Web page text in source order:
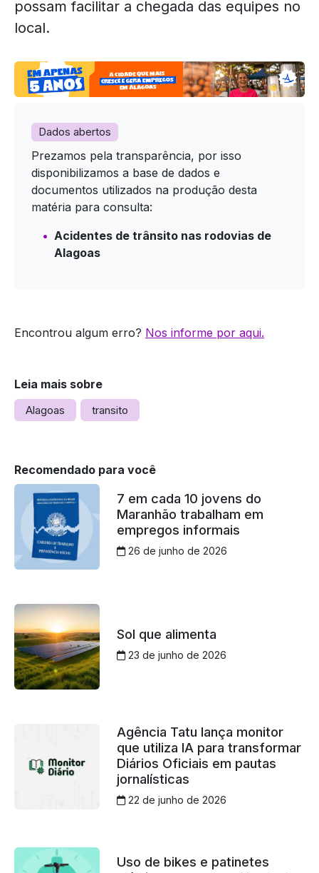
possam facilitar a chegada das equipes no
local.
Dados abertos
Prezamos pela transparência, por isso
disponibilizamos a base de dados e
documentos utilizados na produção desta
matéria para consulta:
Acidentes de trânsito nas rodovias de
Alagoas
Encontrou algum erro? Nos informe por aqui.
Leia mais sobre
Alagoas transito
Recomendado para você
7 em cada 10 jovens do
Maranhão trabalham em
empregos informais
26 de junho de 2026
Sol que alimenta
23 de junho de 2026
Agência Tatu lança monitor
que utiliza IA para transformar
Diários Oficiais em pautas
jornalísticas
22 de junho de 2026
Uso de bikes e patinetes